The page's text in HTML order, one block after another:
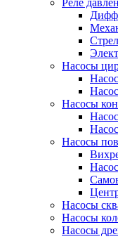
Реле
Насосы
Насосы
Насосы
Насосы
Насосы
Насосы